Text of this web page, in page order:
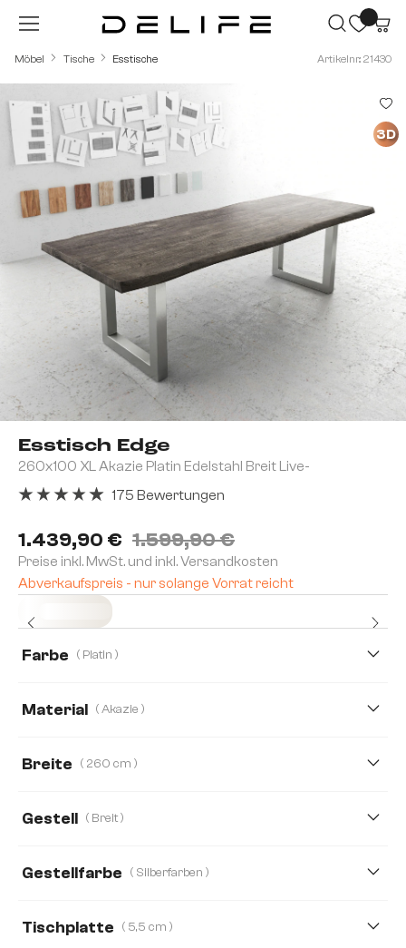
Zum Hauptinhalt springen
Möbel Tische Esstische Artikelnr.: 21430
Esstisch Edge
260x100 XL Akazie Platin Edelstahl Breit Live-
1.439,90 € 1.599,90 €
Preise inkl. MwSt. und inkl. Versandkosten
Abverkaufspreis - nur solange Vorrat reicht
175 Bewertungen
Farbe ( Platin )
Material ( Akazie )
Breite ( 260 cm )
280 cm
Gestell ( Breit )
Gestellfarbe ( Silberfarben )
Tischplatte ( 5,5 cm )
Bildergalerie überspringen
3D